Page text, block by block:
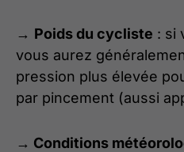
→ Poids du cycliste : si
vous aurez
pression plus élevée
par pincement (aussi
→ Conditions